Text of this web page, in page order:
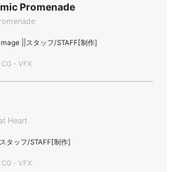
Promenade
||スタッフ/STAFF[制作]
・VFX
Heart
タッフ/STAFF[制作]
・VFX